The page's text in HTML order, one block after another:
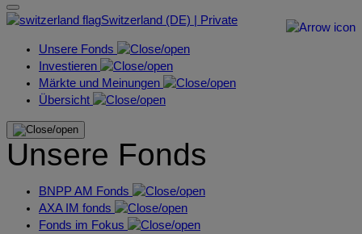
Switzerland (DE) | Private
Unsere Fonds
Investieren
Märkte und Meinungen
Übersicht
Unsere Fonds
BNPP AM Fonds
AXA IM fonds
Fonds im Fokus